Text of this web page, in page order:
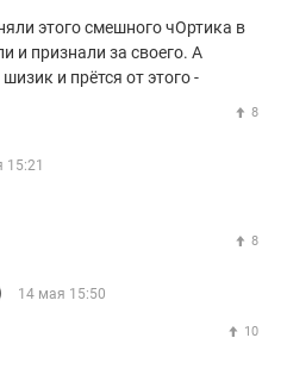
этого смешного чОртика в
и признали за своего. А
и прётся от этого -
8
15:21
8
14 мая 15:50
10